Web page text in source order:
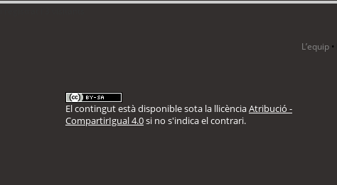
L’equip •
El contingut està disponible sota la llicènciaAtribució -
CompartirIgual 4.0si no s'indica el contrari.